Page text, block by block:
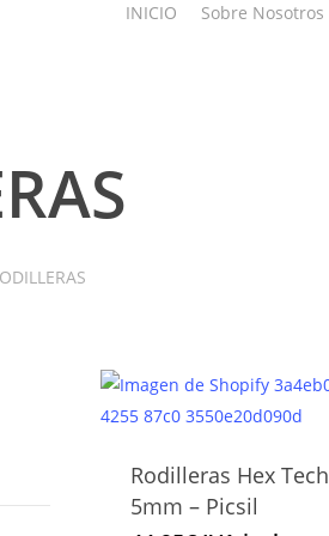
INICIO Sobre Nosotros
Este
Rodilleras Hex Tech
5mm – Picsil